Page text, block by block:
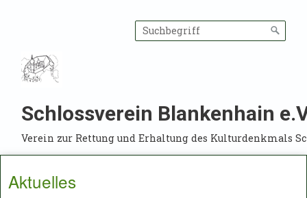
Schlossverein Blankenhain
Verein zur Rettung und Erhaltung des Kulturdenkmals
Aktuelles